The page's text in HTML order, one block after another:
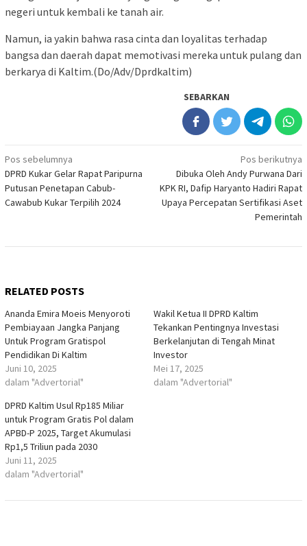
negeri untuk kembali ke tanah air.
Namun, ia yakin bahwa rasa cinta dan loyalitas terhadap
bangsa dan daerah dapat memotivasi mereka untuk pulang dan
berkarya di Kaltim.(Do/Adv/Dprdkaltim)
SEBARKAN
Navigasi
pos
Pos sebelumnya
DPRD Kukar Gelar Rapat Paripurna
Putusan Penetapan Cabub-
Cawabub Kukar Terpilih 2024
Pos berikutnya
Dibuka Oleh Andy Purwana Dari
KPK RI, Dafip Haryanto Hadiri Rapat
Upaya Percepatan Sertifikasi Aset
Pemerintah
RELATED POSTS
Ananda Emira Moeis Menyoroti
Pembiayaan Jangka Panjang
Untuk Program Gratispol
Pendidikan Di Kaltim
Juni 10, 2025
dalam "Advertorial"
Wakil Ketua II DPRD Kaltim
Tekankan Pentingnya Investasi
Berkelanjutan di Tengah Minat
Investor
Mei 17, 2025
dalam "Advertorial"
DPRD Kaltim Usul Rp185 Miliar
untuk Program Gratis Pol dalam
APBD-P 2025, Target Akumulasi
Rp1,5 Triliun pada 2030
Juni 11, 2025
dalam "Advertorial"